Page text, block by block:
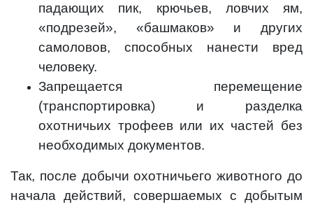
падающих пик, крючьев, ловчих ям,
«подрезей», «башмаков» и других
самоловов, способных нанести вред
человеку.
Запрещается перемещение
(транспортировка) и разделка
охотничьих трофеев или их частей без
необходимых документов.
Так, после добычи охотничьего животного до
начала действий, совершаемых с добытым